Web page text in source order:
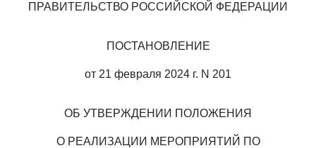
ПРАВИТЕЛЬСТВО РОССИЙСКОЙ ФЕДЕРАЦИИ
ПОСТАНОВЛЕНИЕ
от 21 февраля 2024 г. N 201
ОБ УТВЕРЖДЕНИИ ПОЛОЖЕНИЯ
О РЕАЛИЗАЦИИ МЕРОПРИЯТИЙ ПО